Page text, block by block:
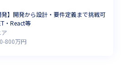
発】開発から設計・要件定義まで挑戦可
・React等
-800万円